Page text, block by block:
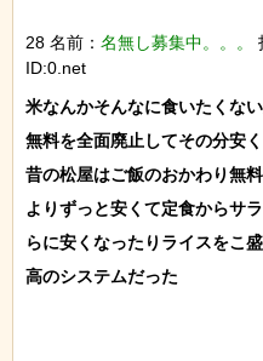
28 名前： 名無し募集中。。。
ID:0.net
米なんかそんなに食いたくな
無料を全面廃止してその分安
昔の松屋はご飯のおかわり無
よりずっと安くて定食からサ
らに安くなったりライスをこ
高のシステムだった